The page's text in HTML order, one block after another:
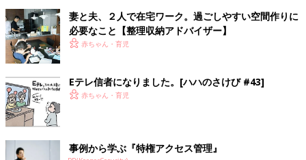
「自分の部屋がないので、デスクと椅子をすっぽりと覆う「デス
ク用テント」を検討中。ポップアップ式で簡単に設置でき、使わ
ない時は小さくたたんでしまっておけます。周りから遮断され
て、子どもにも邪魔されず集中できそう」
ほかにも、ダイニングテーブルやリビングのテーブルの下にも取
り付けてマウスや文房具などを収納できる「マウステーブル」、
ソファで仕事をする人におすすめな膝の上に乗せられるパソコン
台など、快適グッズはまだまだありそうです。
妻と夫、２人で在宅ワーク。過ごしやすい空間作りに
必要なこと【整理収納アドバイザー】
赤ちゃん・育児
Eテレ信者になりました。[ハハのさけび #43]
赤ちゃん・育児
事例から学ぶ『特権アクセス管理』